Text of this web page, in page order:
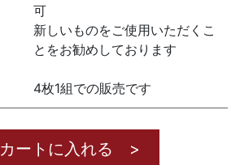
可
新しいものをご使用いただくこ
とをお勧めしております
4枚1組での販売です
カートに入れる >